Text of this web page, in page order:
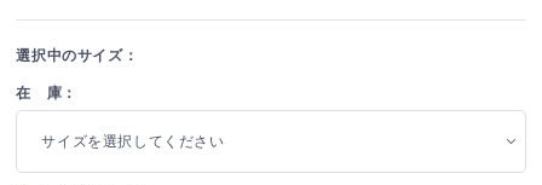
選択中のサイズ：
在 庫：
サイズを選択してください